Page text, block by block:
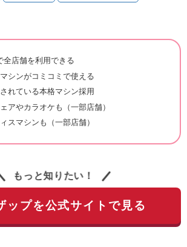
全店舗を利用できる
シンがコミコミで使える
れている本格マシン採用
アやカラオケも（一部店舗）
スマシンも（一部店舗）
もっと知りたい！
ップを公式サイトで見る